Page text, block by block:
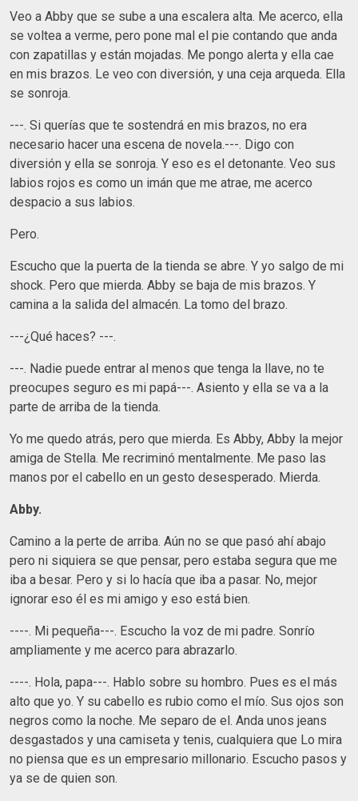
Veo a Abby que se sube a una escalera alta. Me acerco, ella
se voltea a verme, pero pone mal el pie contando que anda
con zapatillas y están mojadas. Me pongo alerta y ella cae
en mis brazos. Le veo con diversión, y una ceja arqueda. Ella
se sonroja.
---. Si querías que te sostendrá en mis brazos, no era
necesario hacer una escena de novela.---. Digo con
diversión y ella se sonroja. Y eso es el detonante. Veo sus
labios rojos es como un imán que me atrae, me acerco
despacio a sus labios.
Pero.
Escucho que la puerta de la tienda se abre. Y yo salgo de mi
shock. Pero que mierda. Abby se baja de mis brazos. Y
camina a la salida del almacén. La tomo del brazo.
---¿Qué haces? ---.
---. Nadie puede entrar al menos que tenga la llave, no te
preocupes seguro es mi papá---. Asiento y ella se va a la
parte de arriba de la tienda.
Yo me quedo atrás, pero que mierda. Es Abby, Abby la mejor
amiga de Stella. Me recriminó mentalmente. Me paso las
manos por el cabello en un gesto desesperado. Mierda.
Abby.
Camino a la perte de arriba. Aún no se que pasó ahí abajo
pero ni siquiera se que pensar, pero estaba segura que me
iba a besar. Pero y si lo hacía que iba a pasar. No, mejor
ignorar eso él es mi amigo y eso está bien.
----. Mi pequeña---. Escucho la voz de mi padre. Sonrío
ampliamente y me acerco para abrazarlo.
----. Hola, papa---. Hablo sobre su hombro. Pues es el más
alto que yo. Y su cabello es rubio como el mío. Sus ojos son
negros como la noche. Me separo de el. Anda unos jeans
desgastados y una camiseta y tenis, cualquiera que Lo mira
no piensa que es un empresario millonario. Escucho pasos y
ya se de quien son.